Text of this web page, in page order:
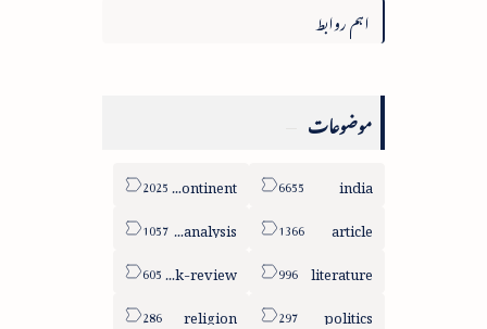
اہم روابط
موضوعات
india
sub-continent
article
column-analysis
literature
book-review
politics
religion